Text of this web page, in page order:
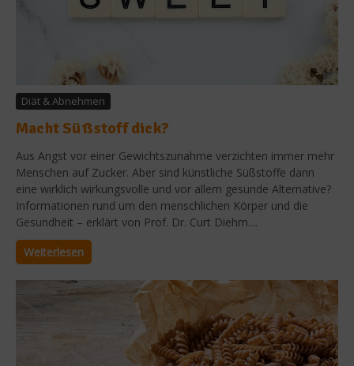
Diät & Abnehmen
Macht Süßstoff dick?
Aus Angst vor einer Gewichtszunahme verzichten immer mehr
Menschen auf Zucker. Aber sind künstliche Süßstoffe dann
eine wirklich wirkungsvolle und vor allem gesunde Alternative?
Informationen rund um den menschlichen Körper und die
Gesundheit – erklärt von Prof. Dr. Curt Diehm....
Weiterlesen